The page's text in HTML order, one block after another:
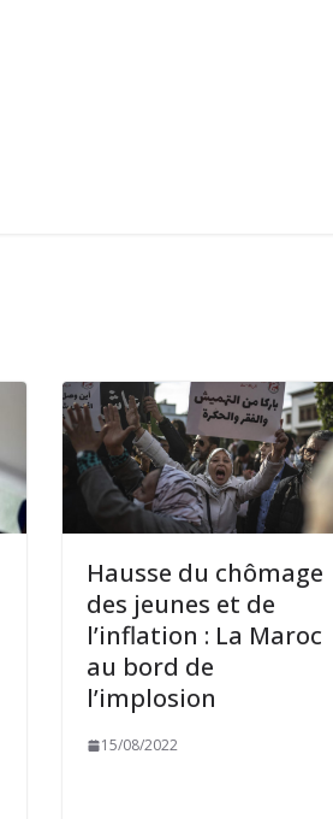
Hausse du chômage
des jeunes et de
l’inflation : La Maroc
au bord de
l’implosion
15/08/2022